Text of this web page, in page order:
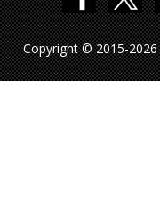
Copyright © 2015-